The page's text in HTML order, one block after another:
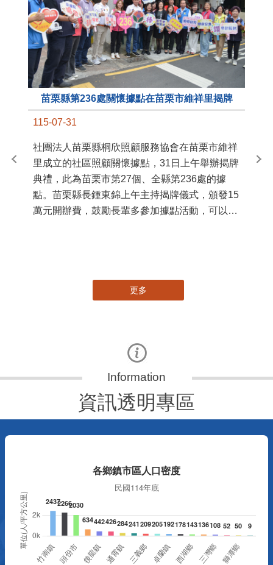
苗栗縣第236處關懷據點在苗栗市維祥里揭牌
115-07-31
社團法人苗栗縣桐欣照顧服務協會在苗栗市維祥
里成立的社區照顧關懷據點，31日上午舉辦揭牌
典禮，此為苗栗市第27個、全縣第236處的據
點。苗栗縣長鍾東錦上午主持揭牌儀式，頒發15
萬元開辦費，鼓勵長輩多參加據點活動，可以更
更多
資訊透明專區